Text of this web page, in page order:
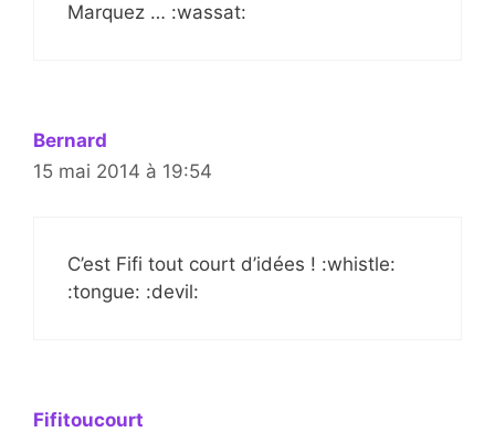
Marquez … :wassat:
Bernard
15 mai 2014 à 19:54
C’est Fifi tout court d’idées ! :whistle:
:tongue: :devil:
Fifitoucourt